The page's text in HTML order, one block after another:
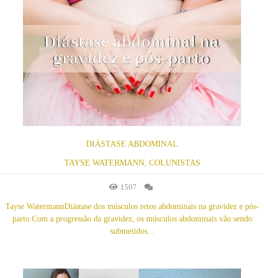
DIÁSTASE ABDOMINAL
TAYSE WATERMANN, COLUNISTAS
1507
Tayse WatermannDiástase dos músculos retos abdominais na gravidez e pós-
parto.Com a progressão da gravidez, os músculos abdominais vão sendo
submetidos...